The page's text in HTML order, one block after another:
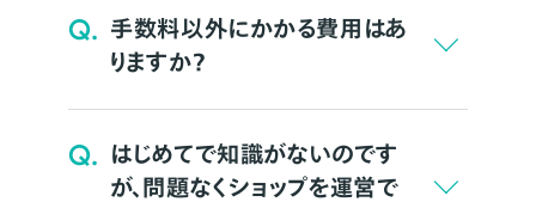
Q. 手数料以外にかかる費用はあ
りますか？
Q. はじめてで知識がないのです
が、問題なくショップを運営で